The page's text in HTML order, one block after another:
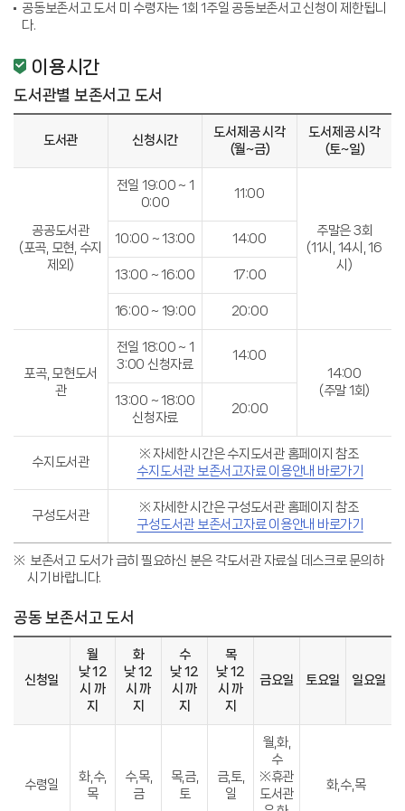
공동보존서고 도서 미 수령자는 1회 1주일 공동보존서고 신청이 제한됩니
다.
이용시간
도서관별 보존서고 도서
도서관 신청시간
도서제공 시각
(월~금)
도서제공 시각
(토~일)
공공도서관
(포곡, 모현, 수지
제외)
전일 19:00 ~ 1
0:00
11:00
주말은 3회
(11시, 14시, 16
시)
10:00 ~ 13:00 14:00
13:00 ~ 16:00 17:00
16:00 ~ 19:00 20:00
포곡, 모현도서
관
전일 18:00 ~ 1
3:00 신청자료
14:00
14:00
(주말 1회)
13:00 ~ 18:00
신청자료
20:00
수지도서관
※ 자세한 시간은 수지도서관 홈페이지 참조
수지도서관 보존서고자료 이용안내 바로가기
구성도서관
※ 자세한 시간은 구성도서관 홈페이지 참조
구성도서관 보존서고자료 이용안내 바로가기
보존서고 도서가 급히 필요하신 분은 각도서관 자료실 데스크로 문의하
시기 바랍니다.
공동 보존서고 도서
신청일
월
낮 12
시 까
지
화
낮 12
시 까
지
수
낮 12
시 까
지
목
낮 12
시 까
지
금요일 토요일 일요일
수령일
화,수,
목
수,목,
금
목,금,
토
금,토,
일
월,화,
수
※휴관
도서관
화,수,목